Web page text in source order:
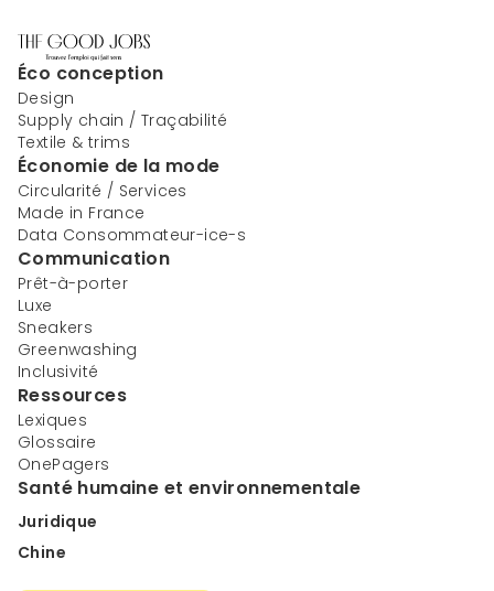
Éco conception
Design
Supply chain / Traçabilité
Textile & trims
Économie de la mode
Circularité / Services
Made in France
Data Consommateur-ice-s
Communication
Prêt-à-porter
Luxe
Sneakers
Greenwashing
Inclusivité
Ressources
Lexiques
Glossaire
OnePagers
Santé humaine et environnementale
Juridique
Chine